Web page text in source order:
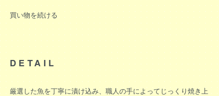
買い物を続ける
DETAIL
厳選した魚を丁寧に漬け込み、職人の手によってじっくり焼き上